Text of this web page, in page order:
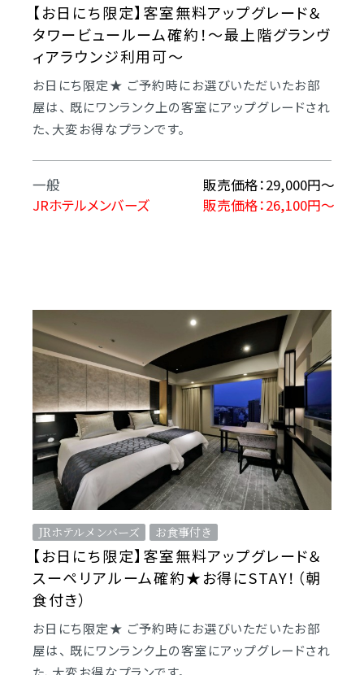
【お日にち限定】客室無料アップグレード＆
タワービュールーム確約！～最上階グランヴ
ィアラウンジ利用可～
お日にち限定★ ご予約時にお選びいただいたお部
屋は、 既にワンランク上の客室にアップグレードされ
た、大変お得なプランです。
一般
販売価格：29,000円～
JRホテルメンバーズ
販売価格：26,100円～
【お日にち限定】客室無料アップグレード＆
スーペリアルーム確約★お得にSTAY！（朝
食付き）
JRホテルメンバーズ お食事付き
お日にち限定★ ご予約時にお選びいただいたお部
屋は、 既にワンランク上の客室にアップグレードされ